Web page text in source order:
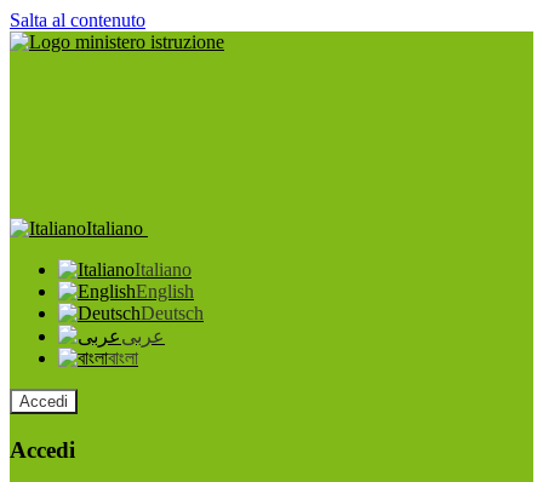
Salta al contenuto
Italiano
Italiano
English
Deutsch
عربى
বাংলা
Accedi
Accedi